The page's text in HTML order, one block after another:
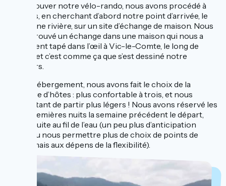
Pour trouver notre vélo-rando, nous avons procédé à
rebours, en cherchant d’abord notre point d’arrivée, le
long d’une rivière, sur un site d’échange de maison. Nous
avons trouvé un échange dans une maison qui nous a
carrément tapé dans l’œil à Vic-le-Comte, le long de
l’Allier… et c’est comme ça que s’est dessiné notre
parcours.
Pour l’hébergement, nous avons fait le choix de la
chambre d’hôtes : plus confortable à trois, et nous
permettant de partir plus légers ! Nous avons réservé les
deux premières nuits la semaine précédent le départ,
puis la suite au fil de l’eau (un peu plus d’anticipation
aurait pu nous permettre plus de choix de points de
chute, mais aux dépens de la flexibilité).